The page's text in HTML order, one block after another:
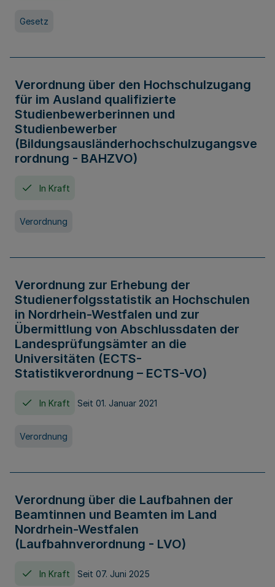
Gesetz
Verordnung über den Hochschulzugang
für im Ausland qualifizierte
Studienbewerberinnen und
Studienbewerber
(Bildungsausländerhochschulzugangsve
rordnung - BAHZVO)
In Kraft
Verordnung
Verordnung zur Erhebung der
Studienerfolgsstatistik an Hochschulen
in Nordrhein-Westfalen und zur
Übermittlung von Abschlussdaten der
Landesprüfungsämter an die
Universitäten (ECTS-
Statistikverordnung – ECTS-VO)
In Kraft Seit 01. Januar 2021
Verordnung
Verordnung über die Laufbahnen der
Beamtinnen und Beamten im Land
Nordrhein-Westfalen
(Laufbahnverordnung - LVO)
In Kraft Seit 07. Juni 2025